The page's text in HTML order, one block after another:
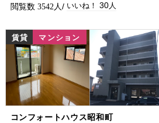
3542 30
賃貸 マンション
コンフォートハウス昭和町